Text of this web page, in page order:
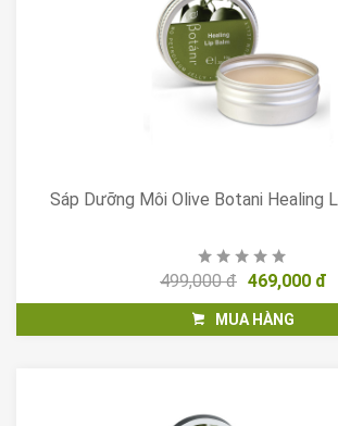
Sáp Dưỡng Môi Olive Botani Healing
499,000 đ 469,000 đ
MUA HÀNG